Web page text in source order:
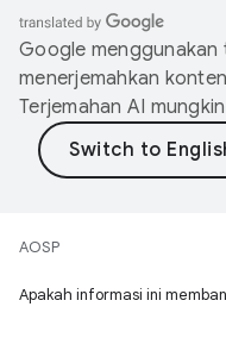
Google
menerjemahkan
Terjemahan AI
AOSP
Apakah informasi ini